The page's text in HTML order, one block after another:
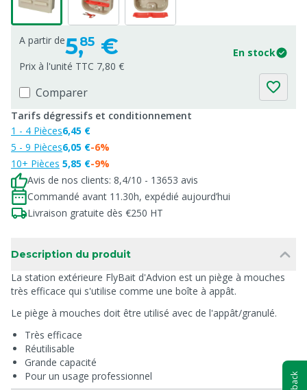
A partir de5,85 €
En stock
Prix à l'unité TTC 7,80 €
Comparer
Tarifs dégressifs et conditionnement
1 - 4 Pièces
5 - 9 Pièces
10+ Pièces
6,45 €
6,05 €
5,85 €
-6%
-9%
Avis de nos clients: 8,4/10 - 13653 avis
Commandé avant 11.30h, expédié aujourd’hui
Livraison gratuite dès €250 HT
Description du produit
La station extérieure FlyBait d'Advion est un piège à mouches
très efficace qui s'utilise comme une boîte à appât.
Le piège à mouches doit être utilisé avec de l'appât/granulé.
Très efficace
Réutilisable
Grande capacité
Pour un usage professionnel